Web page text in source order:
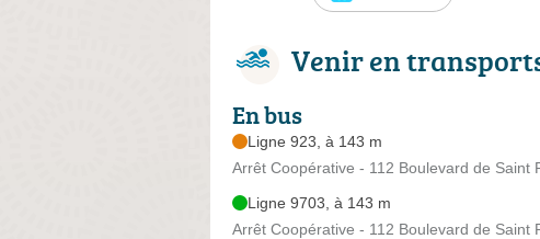
Venir en
En bus
Ligne 923, à 143 m
Arrêt Coopérative - 112 Boulevard de Saint
Ligne 9703, à 143 m
Arrêt Coopérative - 112 Boulevard de Saint